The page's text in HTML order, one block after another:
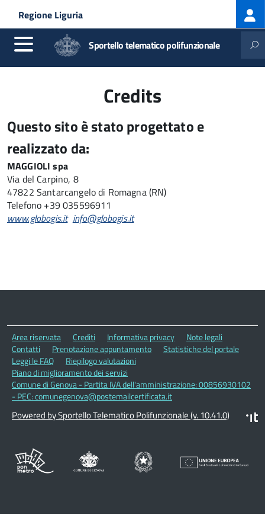
Salta al contenuto principale
Skip to site navigation
Regione Liguria
Sportello telematico polifunzionale
Credits
Questo sito è stato progettato e
realizzato da:
MAGGIOLI spa
Via del Carpino, 8
47822 Santarcangelo di Romagna (RN)
Telefono +39 035596911
www.globogis.it info@globogis.it
Area riservata Crediti Informativa privacy
Note legali
Contatti
Prenotazione appuntamento
Statistiche del portale
Leggi le FAQ
Riepilogo valutazioni
Piano di miglioramento dei servizi
Comune di Genova - Partita IVA dell'amministrazione: 00856930102
- PEC: comunegenova@postemailcertificata.it
Powered by Sportello Telematico Polifunzionale (v. 10.41.0)